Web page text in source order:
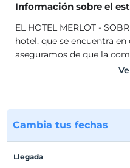
Información sobre el
EL HOTEL MERLOT -
hotel, que se encuentra
aseguramos de que la
decoración estética con
desayuno de 4 estrellas y
detalles de lujo, nuestro
vida moderno con
un gimnasio privado y
Cambia tus fechas
Llegada